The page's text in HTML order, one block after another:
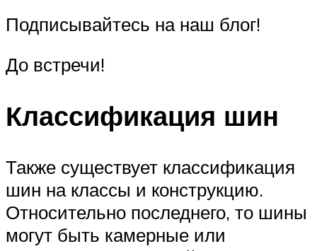
Подписывайтесь на наш блог!
До встречи!
Классификация шин
Также существует классификация
шин на классы и конструкцию.
Относительно последнего, то шины
могут быть камерные или